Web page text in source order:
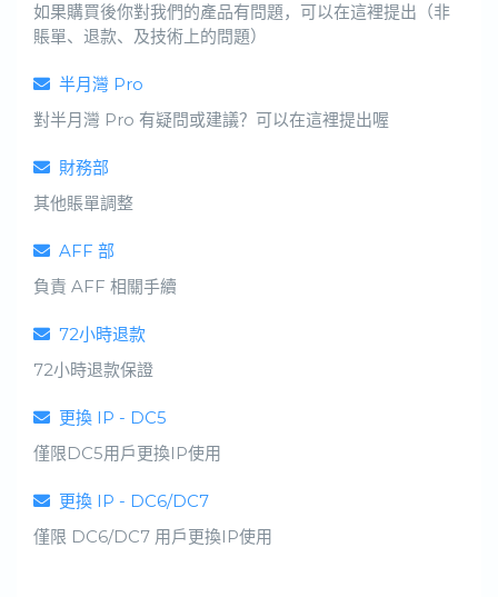
如果購買後你對我們的產品有問題，可以在這裡提出（非
賬單、退款、及技術上的問題）
半月灣 Pro
對半月灣 Pro 有疑問或建議？可以在這裡提出喔
財務部
其他賬單調整
AFF 部
負責 AFF 相關手續
72小時退款
72小時退款保證
更換 IP - DC5
僅限DC5用戶更換IP使用
更換 IP - DC6/DC7
僅限 DC6/DC7 用戶更換IP使用